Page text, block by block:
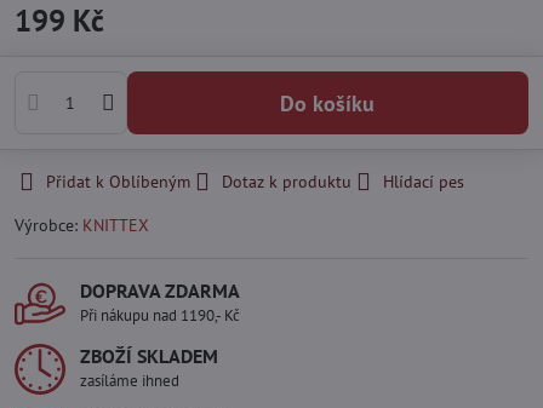
199 Kč
Do košíku
Přidat k Oblíbeným Dotaz k produktu
Hlídací pes
Výrobce: KNITTEX
DOPRAVA ZDARMA
Při nákupu nad 1190,- Kč
ZBOŽÍ SKLADEM
zasíláme ihned